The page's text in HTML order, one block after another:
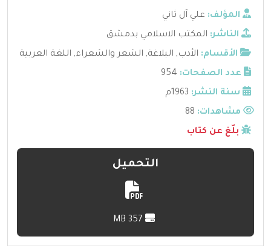
المؤلف: علي آل ثاني
الناشر: المكتب الاسلامي بدمشق
الأقسام: الأدب, البلاغة, الشعر والشعراء, اللغة العربية
عدد الصفحات: 954
سنة النشر: 1963م
مشاهدات:
بلّغ عن كتاب
التحميل